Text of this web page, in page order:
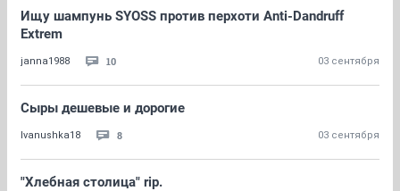
Ищу шампунь SYOSS против перхоти Anti-Dandruff
Extrem
janna1988 10 03 сентября
Сыры дешевые и дорогие
Ivanushka18 8 03 сентября
"Хлебная столица" rip.